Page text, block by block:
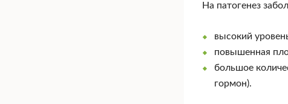
На патогенез
высокий
повышенная
большое
гормон).